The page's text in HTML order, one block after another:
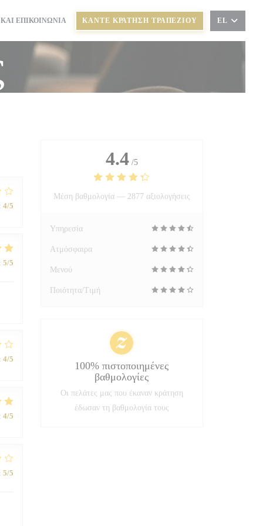
ΕΠΙΚΟΙΝΩΝΊΑ ΚΆΝΤΕ ΚΡΆΤΗΣΗ ΤΡΑΠΕΖΙΟΎ EL
: 4/5
: 5/5
: 4/5
: 4/5
: 5/5
4.4 /5
Μέση βαθμολογία — 2877 αξιολογήσεις
Υπηρεσία
Ατμόσφαιρα
Μενού
Ποιότητα/Τιμή
100% πιστοποιημένες
βαθμολογίες
Οι πελάτες μας που έκαναν κράτηση
έδωσαν τη βαθμολογία τους